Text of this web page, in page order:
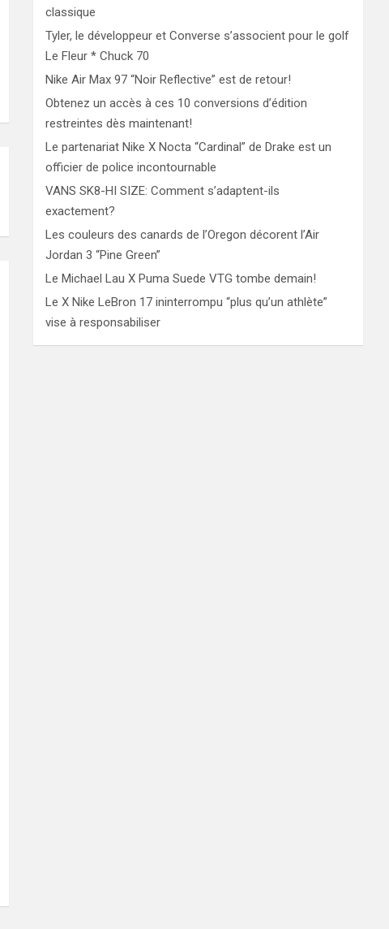
classique
Tyler, le développeur et Converse s’associent pour le golf
Le Fleur * Chuck 70
Nike Air Max 97 “Noir Reflective” est de retour!
Obtenez un accès à ces 10 conversions d’édition
restreintes dès maintenant!
Le partenariat Nike X Nocta “Cardinal” de Drake est un
officier de police incontournable
VANS SK8-HI SIZE: Comment s’adaptent-ils
exactement?
Les couleurs des canards de l’Oregon décorent l’Air
Jordan 3 “Pine Green”
Le Michael Lau X Puma Suede VTG tombe demain!
Le X Nike LeBron 17 ininterrompu “plus qu’un athlète”
vise à responsabiliser